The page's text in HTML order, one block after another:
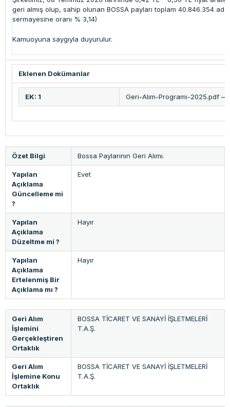
geri almış olup, sahip olunan BOSSA payları toplam 40.846.354
sermayesine oranı % 3,14)
Kamuoyuna saygıyla duyurulur.
Eklenen Dokümanlar
EK: 1 Geri-Alım-Programı-2025.pdf –
Özet Bilgi Bossa Paylarının Geri Alımı.
Yapılan
Açıklama
Güncelleme mi
?
Evet
Yapılan
Açıklama
Düzeltme mi ?
Hayır
Yapılan
Açıklama
Ertelenmiş Bir
Açıklama mı ?
Hayır
Geri Alım
İşlemini
Gerçekleştiren
Ortaklık
BOSSA TİCARET VE SANAYİ İŞLETMELERİ
T.A.Ş.
Geri Alım
İşlemine Konu
Ortaklık
BOSSA TİCARET VE SANAYİ İŞLETMELERİ
T.A.Ş.